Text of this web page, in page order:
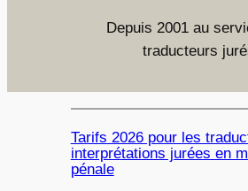
Depuis 2001 au
traducteurs
Tarifs 2026 pour les
interprétations jurées en
pénale